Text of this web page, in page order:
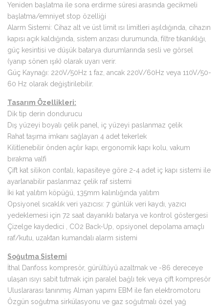
Yeniden başlatma ile sona erdirme süresi arasında gecikmeli
başlatma/emniyet stop özelliği
Alarm Sistemi: Cihaz alt ve üst limit ısı limitleri aşıldığında, cihazın
kapısı açık kaldığında, sistem arızası durumunda, filtre tıkanıklığı,
güç kesintisi ve düşük batarya durumlarında sesli ve görsel
(yanıp sönen ışık) olarak uyarı verir.
Güç Kaynağı: 220V/50Hz 1 faz, ancak 220V/60Hz veya 110V/50-
60 Hz olarak değiştirilebilir.
Tasarım Özellikleri:
Dik tip derin dondurucu
Dış yüzeyi boyalı çelik panel, iç yüzeyi paslanmaz çelik
Rahat taşıma imkanı sağlayan 4 adet tekerlek
Kilitlenebilir önden açılır kapı, ergonomik kapı kolu, vakum
bırakma valfi
Çift kat silikon contalı, kapasiteye göre 2-4 adet iç kapı sistemi ile
ayarlanabilir paslanmaz çelik raf sistemi
İki kat yalıtım köpüğü, 135mm kalınlığında yalıtım
Opsiyonel sıcaklık veri yazıcısı: 7 günlük veri kaydı, yazıcı
yedeklemesi için 72 saat dayanıklı batarya ve kontrol göstergesi
Çizelge kaydedici , CO2 Back-Up, opsiyonel depolama amaçlı
raf/kutu, uzaktan kumandalı alarm sistemi
Soğutma Sistemi
İthal Danfoss kompresör, gürültüyü azaltmak ve -86 dereceye
ulaşan ısıyı sabit tutmak için paralel bağlı tek veya çift kompresör
Uluslararası tanınmış Alman yapımı EBM ile fan elektromotoru
Özgün soğutma sirkülasyonu ve gaz soğutmalı özel yağ